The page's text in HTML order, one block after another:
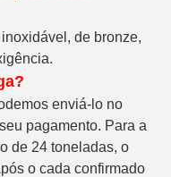
de bronze,
enviá-lo no
pagamento. Para a
de 24 toneladas, o
o cada confirmado